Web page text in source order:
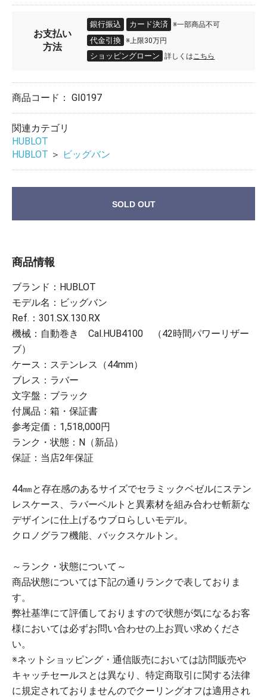
お支払い
方法
銀行振込 カード決済 ※一部商品不可
代金引換 ※上限30万円
ショッピングローン 詳しくはこちら
商品コード： GI0197
関連カテゴリ
HUBLOT
HUBLOT ＞ ビッグバン
SOLD OUT
商品情報
ブランド：HUBLOT
モデル名：ビッグバン
Ref.：301.SX.130.RX
機械：自動巻き Cal.HUB4100 （42時間パワーリザー
ブ）
ケース：ステンレス（44mm）
ブレス：ラバー
文字盤：ブラック
付属品：箱・保証書
参考定価：1,518,000円
ランク・状態：N（新品）
保証：当店2年保証
44㎜と存在感のあるサイズでセラミックベゼルにステン
レスケース、ラバーベルトと異素材を組み合わせ斬新な
デザインに仕上げるウブロらしいモデル。
クロノグラフ機能、バックスケルトン。
～ランク・状態について～
商品状態については下記の通りランクで表しておりま
す。
弊社基準にて評価しておりますので状態が気になるお客
様においては必ずお問い合わせの上お買い求めくださ
い。
※ネットショッピング・通信販売においては訪問販売や
キャッチセールスとは異なり、特定商取引に関する法律
に規定されておりませんのでクーリングオフは適用され